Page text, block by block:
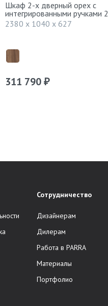
Шкаф 2-х дверный орех с
интегрированными ручками 2
2380 x 1040 x 627
311 790 ₽
Сотрудничество
Дизайнерам
Дилерам
Работа в PARRA
Материалы
Портфолио